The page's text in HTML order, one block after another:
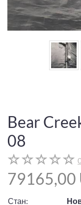
Bear
08
79165,00
Стан: